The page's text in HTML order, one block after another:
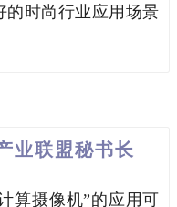
的时尚行业应用场景
业联盟秘书长
算摄像机”的应用可